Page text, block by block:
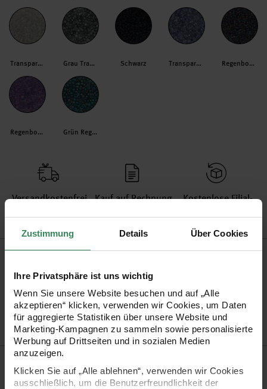
Zustimmung Details Über Cookies
Ihre Privatsphäre ist uns wichtig
Wenn Sie unsere Website besuchen und auf „Alle
akzeptieren“ klicken, verwenden wir Cookies, um Daten
für aggregierte Statistiken über unsere Website und
Marketing-Kampagnen zu sammeln sowie personalisierte
Werbung auf Drittseiten und in sozialen Medien
anzuzeigen.
Klicken Sie auf „Alle ablehnen“, verwenden wir Cookies
ausschließlich, um die Benutzerfreundlichkeit der
Transparent/Silber Grau Transparent Schwarz Transparent/Schwarz Regenbogen Oliv
Regenbogen Lila Grün Regenbogen
Versand­kosten­frei
Kauf auf Rechnung
Kosten­lose Filial­
Produktinformation
Bestell-Nr.2930879
Produktbeschreibung